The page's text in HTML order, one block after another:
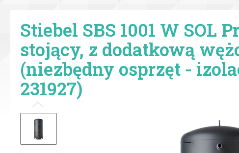
Stiebel SBS 1001 W SOL
stojący, z dodatkową
(niezbędny osprzęt -
231927)